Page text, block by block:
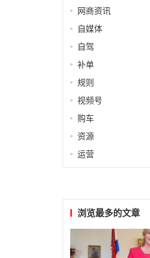
网商资讯
自媒体
自驾
补单
规则
视频号
购车
资源
运营
浏览最多的文章